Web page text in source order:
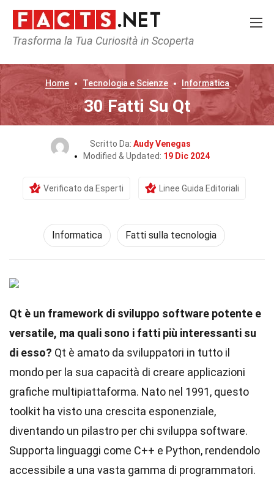
Trasforma la Tua Curiosità in Scoperta
Home Tecnologia e Scienze Informatica
30 Fatti Su Qt
Scritto Da: Audy Venegas
Modified & Updated: 19 Dic 2024
Verificato da Esperti Linee Guida Editoriali
Informatica Fatti sulla tecnologia
Qt è un framework di sviluppo software potente e
versatile, ma quali sono i fatti più interessanti su
di esso? Qt è amato da sviluppatori in tutto il
mondo per la sua capacità di creare applicazioni
grafiche multipiattaforma. Nato nel 1991, questo
toolkit ha visto una crescita esponenziale,
diventando un pilastro per chi sviluppa software.
Supporta linguaggi come C++ e Python, rendendolo
accessibile a una vasta gamma di programmatori.